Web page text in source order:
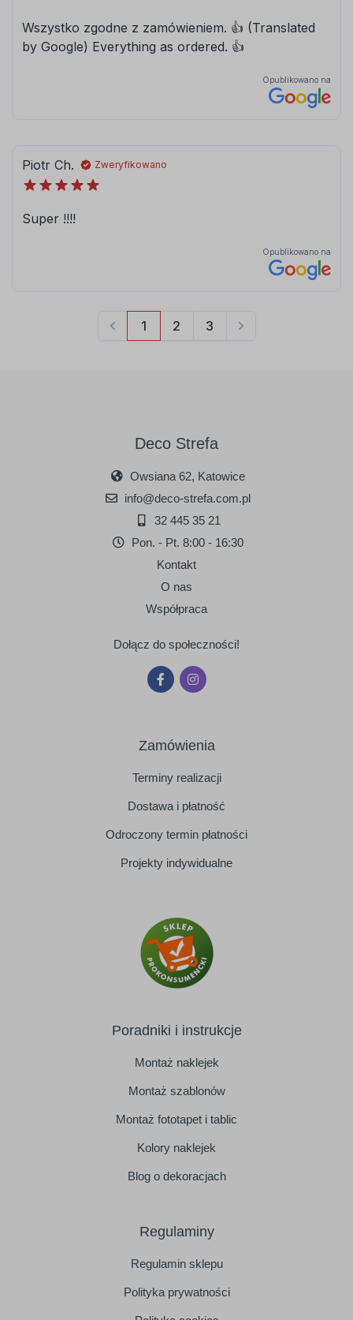
Deco Strefa
Owsiana 62, Katowice
info@deco-strefa.com.pl
32 445 35 21
Pon. - Pt. 8:00 - 16:30
Kontakt
O nas
Współpraca
Dołącz do społeczności!
Zamówienia
Terminy realizacji
Dostawa i płatność
Odroczony termin płatności
Projekty indywidualne
Poradniki i instrukcje
Montaż naklejek
Montaż szablonów
Montaż fototapet i tablic
Kolory naklejek
Blog o dekoracjach
Regulaminy
Regulamin sklepu
Polityka prywatności